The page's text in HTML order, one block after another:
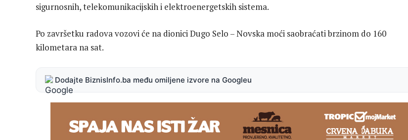
sigurnosnih, telekomunikacijskih i elektroenergetskih sistema.
Po završetku radova vozovi će na dionici Dugo Selo – Novska moći saobraćati brzinom do 160
kilometara na sat.
Dodajte BiznisInfo.ba među omiljene izvore na Googleu